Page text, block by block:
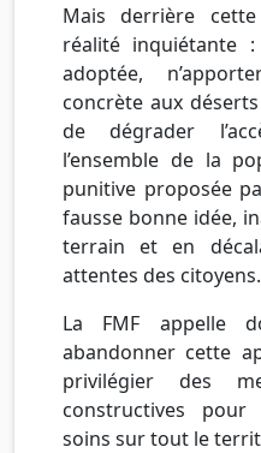
Mais derrière
réalité inquiétante
adoptée,
concrète aux
de dégrader
l’ensemble de la
punitive proposée
fausse bonne idée,
terrain et en
attentes des citoyens.
La FMF appelle
abandonner cette
privilégier des
constructives pour
soins sur tout le